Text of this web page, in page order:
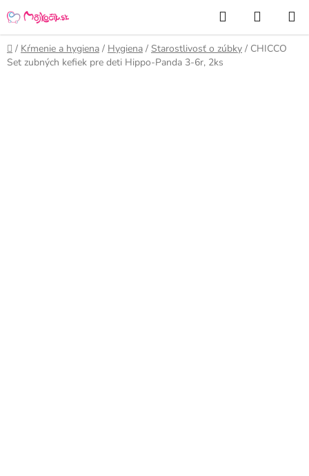
na
obsah
Hľadať
KOŠÍK
Domov
/ Kŕmenie a hygiena / Hygiena / Starostlivosť o zúbky / CHICCO
Set zubných kefiek pre deti Hippo-Panda 3-6r, 2ks